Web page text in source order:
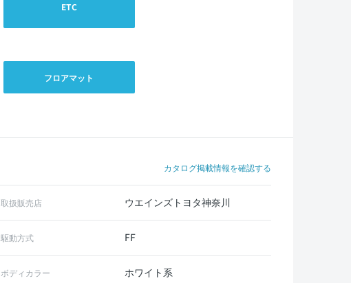
ETC
フロアマット
カタログ掲載情報を確認する
取扱販売店 ウエインズトヨタ神奈川
駆動方式 FF
ボディカラー ホワイト系